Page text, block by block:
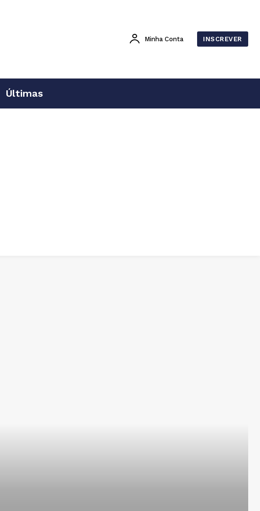
Minha Conta INSCREVER
Últimas